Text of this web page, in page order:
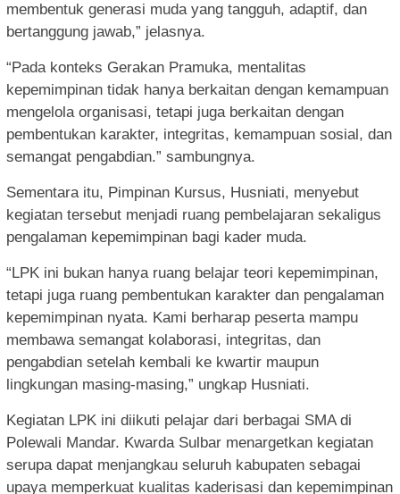
membentuk generasi muda yang tangguh, adaptif, dan
bertanggung jawab,” jelasnya.
“Pada konteks Gerakan Pramuka, mentalitas
kepemimpinan tidak hanya berkaitan dengan kemampuan
mengelola organisasi, tetapi juga berkaitan dengan
pembentukan karakter, integritas, kemampuan sosial, dan
semangat pengabdian.” sambungnya.
Sementara itu, Pimpinan Kursus, Husniati, menyebut
kegiatan tersebut menjadi ruang pembelajaran sekaligus
pengalaman kepemimpinan bagi kader muda.
“LPK ini bukan hanya ruang belajar teori kepemimpinan,
tetapi juga ruang pembentukan karakter dan pengalaman
kepemimpinan nyata. Kami berharap peserta mampu
membawa semangat kolaborasi, integritas, dan
pengabdian setelah kembali ke kwartir maupun
lingkungan masing-masing,” ungkap Husniati.
Kegiatan LPK ini diikuti pelajar dari berbagai SMA di
Polewali Mandar. Kwarda Sulbar menargetkan kegiatan
serupa dapat menjangkau seluruh kabupaten sebagai
upaya memperkuat kualitas kaderisasi dan kepemimpinan